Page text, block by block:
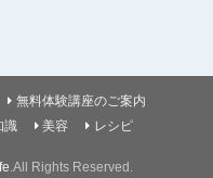
無料体験講座のご案内
識 美容 レシピ
.All Rights Reserved.